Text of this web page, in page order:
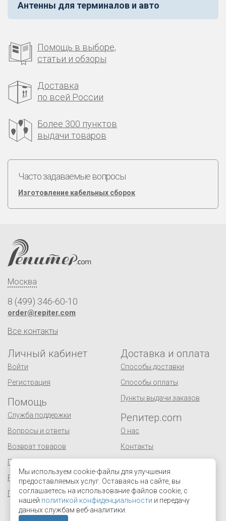
Антенны для терминалов и авто
Помощь в выборе,
статьи и обзоры
Доставка
по всей России
Более 300 пунктов
выдачи товаров
Часто задаваемые вопросы
Изготовление кабельных сборок
Москва
8 (499) 346-60-10
order@repiter.com
Все контакты
Личный кабинет
Войти
Регистрация
Помощь
Служба поддержки
Вопросы и ответы
Возврат товаров
Публичная оферта
Реквизиты
Персональные данные
Доставка и оплата
Способы доставки
Способы оплаты
Пункты выдачи заказов
Репитер.com
О нас
Контакты
Оптовым покупателям
Поставщикам
Отзывы и предложения
Мы используем cookie-файлы для улучшения
предоставляемых услуг. Оставаясь на сайте, вы
соглашаетесь на использование файлов cookie, с
нашей политикой конфиденциальности и передачу
данных службам веб-аналитики.